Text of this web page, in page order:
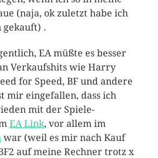
(naja, ok zuletzt habe ich
gekauft) .
EA müßte es besser
Verkaufshits wie Harry
for Speed, BF und andere
mir eingefallen, dass ich
mit der Spiele-
EA Link, vor allem im
war (weil es mir nach Kauf
auf meine Rechner trotz x